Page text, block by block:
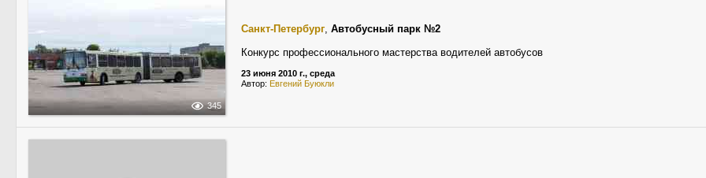
345
Санкт-Петербург, Автобусный парк №2
Конкурс профессионального мастерства водителей автобусов
23 июня 2010 г., среда
Автор: Евгений Буюкли